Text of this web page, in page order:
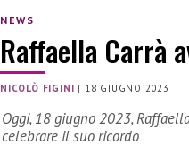
NEWS
Raffaella Carrà
NICOLÒ FIGINI | 18 GIUGNO 2023
Oggi, 18 giugno 2023,
celebrare il suo ricordo